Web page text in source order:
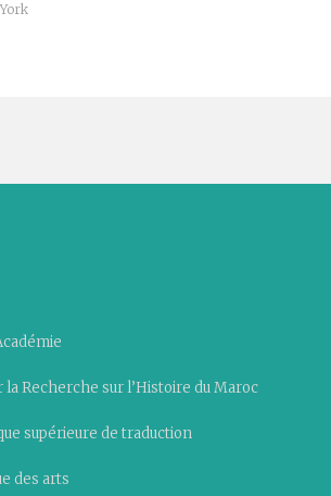
la Recherche sur l’Histoire du Maroc
supérieure de traduction
des arts